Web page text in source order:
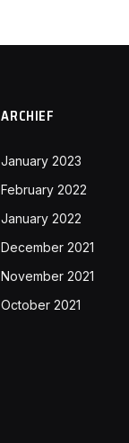
ARCHIEF
January 2023
February 2022
January 2022
December 2021
November 2021
October 2021